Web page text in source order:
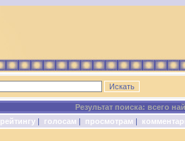
Результат поиска: всего
рейтингу | голосам | просмотрам |